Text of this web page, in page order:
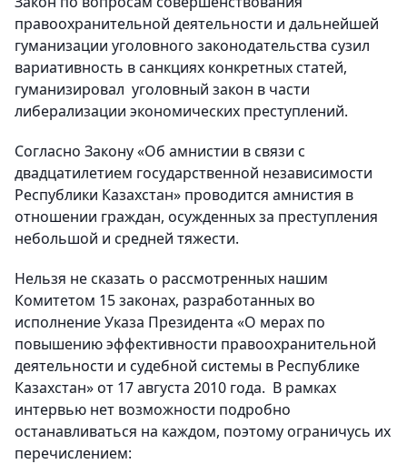
правоохранительной деятельности и дальнейшей
гуманизации уголовного законодательства сузил
вариативность в санкциях конкретных статей,
гуманизировал уголовный закон в части
либерализации экономических преступлений.
Согласно Закону «Об амнистии в связи с
двадцатилетием государственной независимости
Республики Казахстан» проводится амнистия в
отношении граждан, осужденных за преступления
небольшой и средней тяжести.
Нельзя не сказать о рассмотренных нашим
Комитетом 15 законах, разработанных во
исполнение Указа Президента «О мерах по
повышению эффективности правоохранительной
деятельности и судебной системы в Республике
Казахстан» от 17 августа 2010 года. В рамках
интервью нет возможности подробно
останавливаться на каждом, поэтому ограничусь их
перечислением: